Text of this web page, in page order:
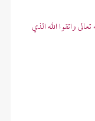
واتقوا الله الذي